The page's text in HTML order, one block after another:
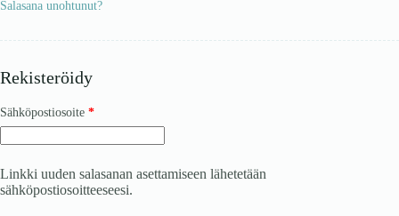
Salasana unohtunut?
Rekisteröidy
Sähköpostiosoite *Vaaditaan
Linkki uuden salasanan asettamiseen lähetetään
sähköpostiosoitteeseesi.